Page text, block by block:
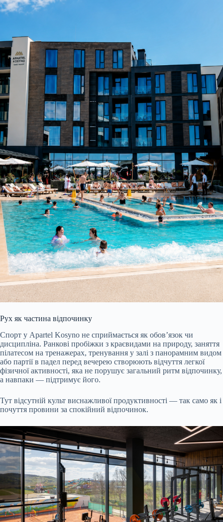
Рух як частина відпочинку
Спорт у Apartel Kosyno не сприймається як обов’язок чи
дисципліна. Ранкові пробіжки з краєвидами на природу, заняття
пілатесом на тренажерах, тренування у залі з панорамним видом
або партії в падел перед вечерею створюють відчуття легкої
фізичної активності, яка не порушує загальний ритм відпочинку,
а навпаки — підтримує його.
Тут відсутній культ виснажливої продуктивності — так само як і
почуття провини за спокійний відпочинок.